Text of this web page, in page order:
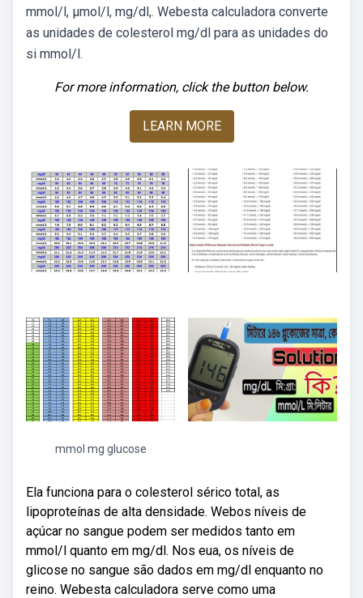
mmol/l, µmol/l, mg/dl,. Webesta calculadora converte
as unidades de colesterol mg/dl para as unidades do
si mmol/l.
For more information, click the button below.
LEARN MORE
mmol mg glucose
Ela funciona para o colesterol sérico total, as
lipoproteínas de alta densidade. Webos níveis de
açúcar no sangue podem ser medidos tanto em
mmol/l quanto em mg/dl. Nos eua, os níveis de
glicose no sangue são dados em mg/dl enquanto no
reino. Webesta calculadora serve como uma